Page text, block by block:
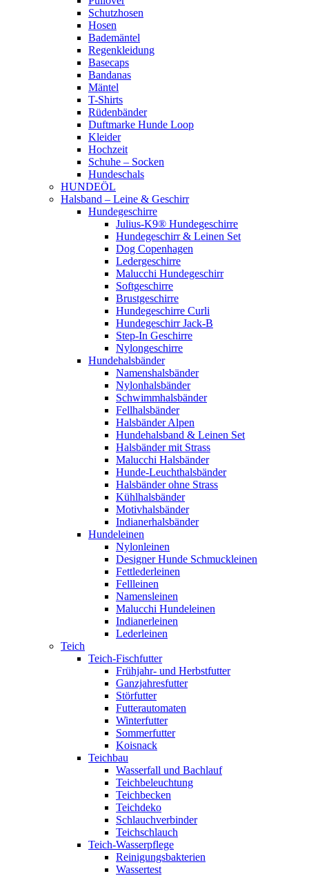
Schutzhosen
Hosen
Bademäntel
Regenkleidung
Basecaps
Bandanas
Mäntel
T-Shirts
Rüdenbänder
Duftmarke Hunde Loop
Kleider
Hochzeit
Schuhe – Socken
Hundeschals
HUNDEÖL
Halsband – Leine & Geschirr
Hundegeschirre
Julius-K9® Hundegeschirre
Hundegeschirr & Leinen Set
Dog Copenhagen
Ledergeschirre
Malucchi Hundegeschirr
Softgeschirre
Brustgeschirre
Hundegeschirre Curli
Hundegeschirr Jack-B
Step-In Geschirre
Nylongeschirre
Hundehalsbänder
Namenshalsbänder
Nylonhalsbänder
Schwimmhalsbänder
Fellhalsbänder
Halsbänder Alpen
Hundehalsband & Leinen Set
Halsbänder mit Strass
Malucchi Halsbänder
Hunde-Leuchthalsbänder
Halsbänder ohne Strass
Kühlhalsbänder
Motivhalsbänder
Indianerhalsbänder
Hundeleinen
Nylonleinen
Designer Hunde Schmuckleinen
Fettlederleinen
Fellleinen
Namensleinen
Malucchi Hundeleinen
Indianerleinen
Lederleinen
Teich
Teich-Fischfutter
Frühjahr- und Herbstfutter
Ganzjahresfutter
Störfutter
Futterautomaten
Winterfutter
Sommerfutter
Koisnack
Teichbau
Wasserfall und Bachlauf
Teichbeleuchtung
Teichbecken
Teichdeko
Schlauchverbinder
Teichschlauch
Teich-Wasserpflege
Reinigungsbakterien
Wassertest